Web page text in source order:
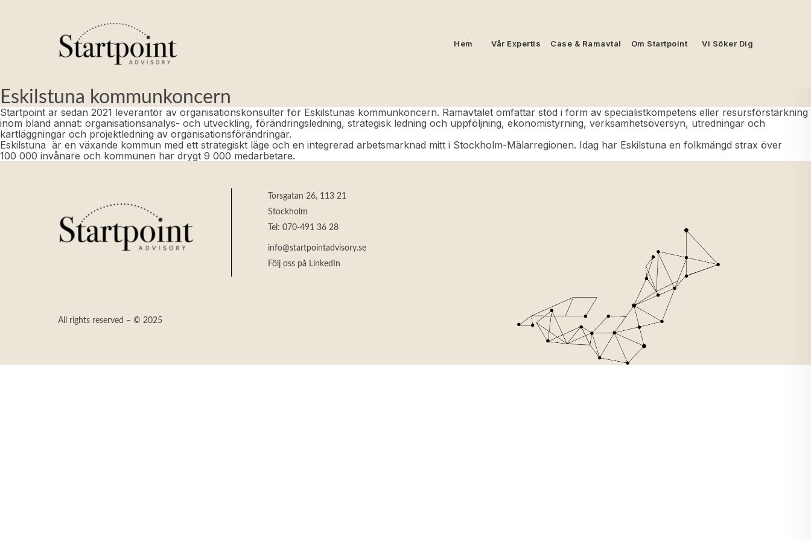
Hem Vår Expertis Case & Ramavtal Om Startpoint Vi Söker Dig
Eskilstuna kommunkoncern
Startpoint är sedan 2021 leverantör av organisationskonsulter för Eskilstunas kommunkoncern. Ramavtalet omfattar stöd i form av specialistkompetens eller resursförstärkning
inom bland annat: organisationsanalys- och utveckling, förändringsledning, strategisk ledning och uppföljning, ekonomistyrning, verksamhetsöversyn, utredningar och
kartläggningar och projektledning av organisationsförändringar.
Eskilstuna är en växande kommun med ett strategiskt läge och en integrerad arbetsmarknad mitt i Stockholm-Mälarregionen. Idag har Eskilstuna en folkmängd strax över
100 000 invånare och kommunen har drygt 9 000 medarbetare.
Torsgatan 26, 113 21
Stockholm
Tel: 070-491 36 28
info@startpointadvisory.se
Följ oss på LinkedIn